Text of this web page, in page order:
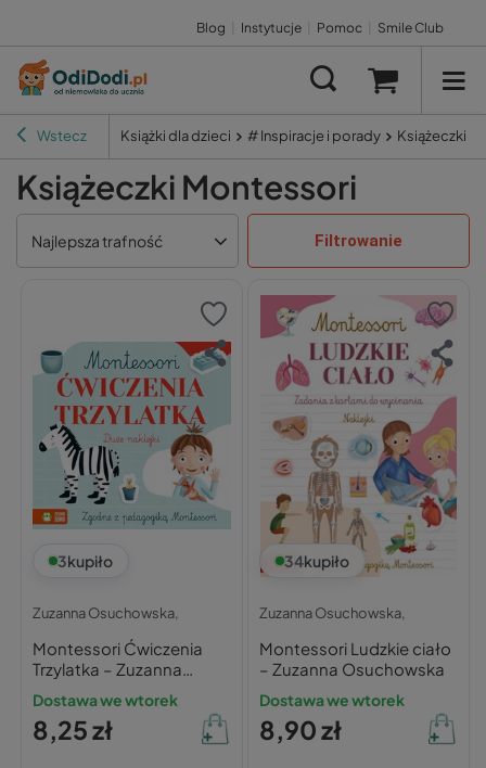
Blog Instytucje Pomoc Smile Club
Wstecz Książki dla dzieci # Inspiracje i porady Książeczki
Książeczki Montessori
Najlepsza trafność Filtrowanie
3kupiło
Zuzanna Osuchowska,
Montessori Ćwiczenia
Trzylatka – Zuzanna
Osuchowska
Dostawa we wtorek
8,25 zł
34kupiło
Zuzanna Osuchowska,
Montessori Ludzkie ciało
– Zuzanna Osuchowska
Dostawa we wtorek
8,90 zł